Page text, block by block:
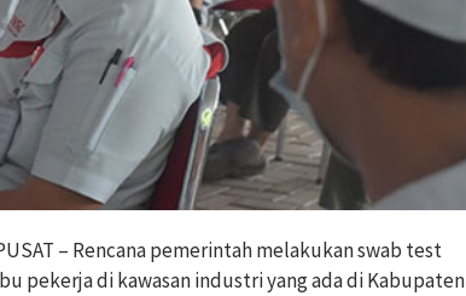
PUSAT – Rencana pemerintah melakukan swab test
pekerja di kawasan industri yang ada di Kabupaten